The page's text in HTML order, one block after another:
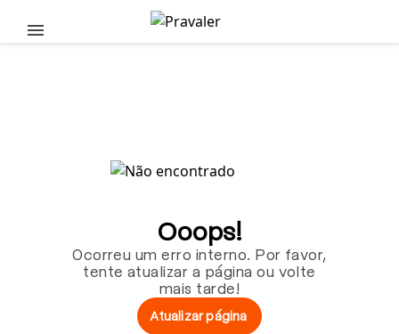
Pular para o conteúdo principal
Ooops!
Ocorreu um erro interno. Por favor,
tente atualizar a página ou volte
mais tarde!
Atualizar página